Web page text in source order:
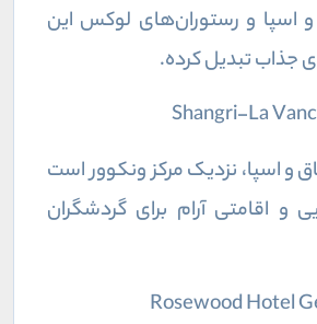
اسپا و رستوران‌های لوکس این
جذاب تبدیل کرده.
Shangri-La
هتل با ۲۲۱ اتاق و اسپا، نزدیک مرکز ونکوور است
و اقامتی آرام برای گردشگران
Rosewood Hotel